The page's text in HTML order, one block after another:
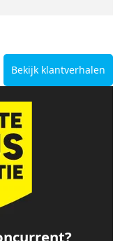
Bekijk klantverhalen